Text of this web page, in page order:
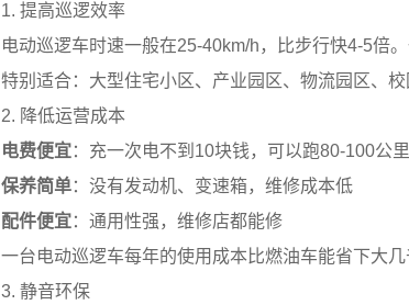
1. 提高巡逻效率
电动巡逻车时速一般在25-40km/h，比步行快4-5倍
特别适合：大型住宅小区、产业园区、物流园区、校
2. 降低运营成本
电费便宜：充一次电不到10块钱，可以跑80-100公里
保养简单：没有发动机、变速箱，维修成本低
配件便宜：通用性强，维修店都能修
一台电动巡逻车每年的使用成本比燃油车能省下大几
3. 静音环保